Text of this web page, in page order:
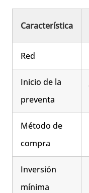
Característica
Red
Inicio de la
preventa
Método de
compra
Inversión
mínima